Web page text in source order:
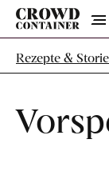
Rezepte &